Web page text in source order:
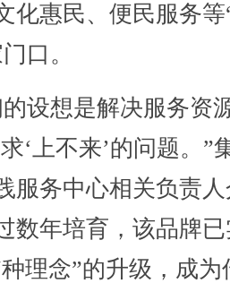
化惠民、便民服务等
口。
想是解决服务资
‘上不来’的问题。”
服务中心相关负责
数年培育，该品牌
理念”的升级，成为